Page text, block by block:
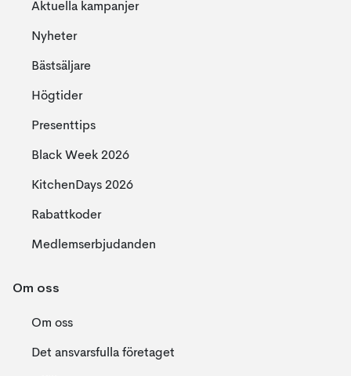
Aktuella kampanjer
Nyheter
Bästsäljare
Högtider
Presenttips
Black Week 2026
KitchenDays 2026
Rabattkoder
Medlemserbjudanden
Om oss
Om oss
Det ansvarsfulla företaget